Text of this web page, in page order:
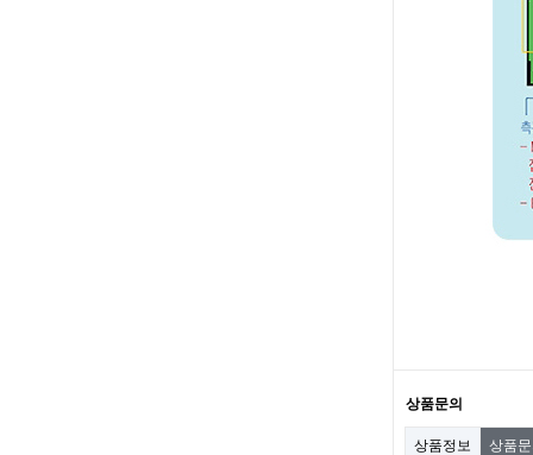
상품문의
상품정보 상품